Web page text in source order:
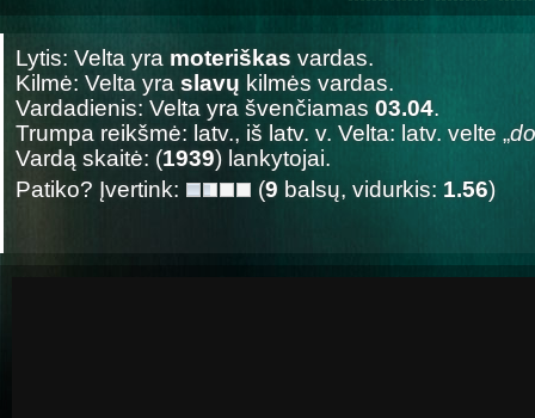
Lytis: Velta yra moteriškas vardas.
Kilmė: Velta yra slavų kilmės vardas.
Vardadienis: Velta yra švenčiamas 03.04.
Trumpa reikšmė: latv., iš latv. v. Velta: latv. velte „
Vardą skaitė: (1939) lankytojai.
Patiko? Įvertink:
(9 balsų, vidurkis: 1.56)